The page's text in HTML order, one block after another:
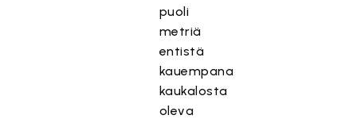
puoli
metriä
entistä
kauempana
kaukalosta
oleva